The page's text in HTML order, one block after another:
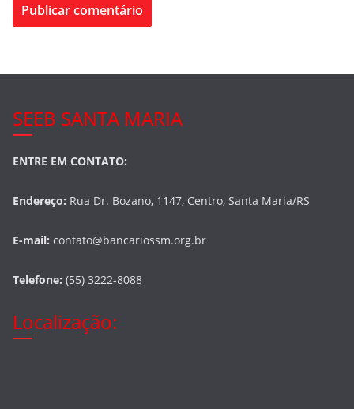
SEEB SANTA MARIA
ENTRE EM CONTATO:
Endereço: Rua Dr. Bozano, 1147, Centro, Santa Maria/RS
E-mail: contato@bancariossm.org.br
Telefone: (55) 3222-8088
Localização: